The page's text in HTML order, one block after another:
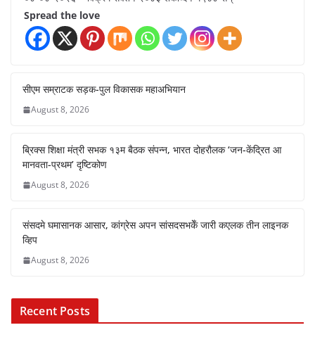
Spread the love
सीएम सम्राटक सड़क-पुल विकासक महाअभियान
August 8, 2026
ब्रिक्स शिक्षा मंत्री सभक १३म बैठक संपन्न, भारत दोहरौलक ‘जन-केंद्रित आ
मानवता-प्रथम’ दृष्टिकोण
August 8, 2026
संसदमे घमासानक आसार, कांग्रेस अपन सांसदसभकेँ जारी कएलक तीन लाइनक
व्हिप
August 8, 2026
Recent Posts